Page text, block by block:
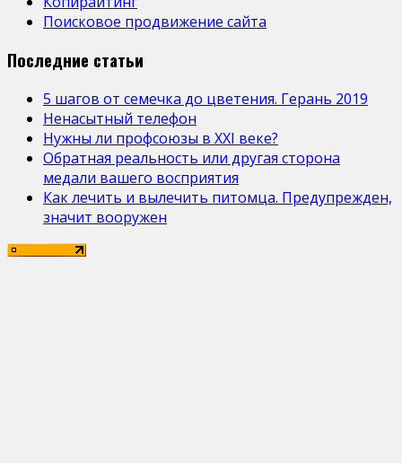
Поисковое продвижение сайта
Последние статьи
5 шагов от семечка до цветения. Герань 2019
Ненасытный телефон
Нужны ли профсоюзы в ХХІ веке?
Обратная реальность или другая сторона
медали вашего восприятия
Как лечить и вылечить питомца. Предупрежден,
значит вооружен